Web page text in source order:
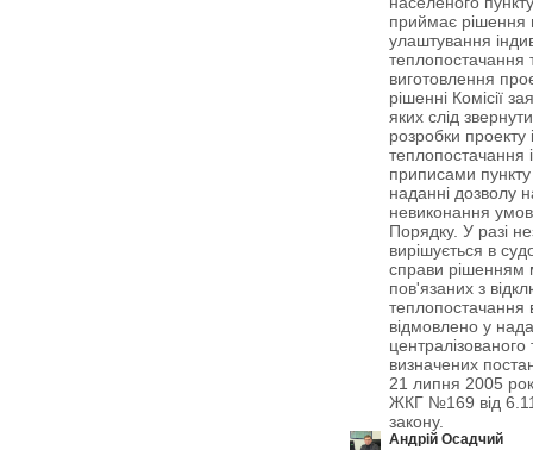
приймає рішення
улаштування
теплопостачання
виготовлення
рішенні Комісії
яких слід
розробки проекту
теплопостачання
приписами
наданні дозволу
невиконання
Порядку. У разі
вирішується в
справи рішенням
пов'язаних з
теплопостачання
відмовлено у
визначених
21 липня 2005
ЖКГ №169 від
закону.
Андрій Осадчий